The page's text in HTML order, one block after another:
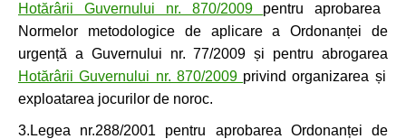
Hotărârii Guvernului nr. 870/2009 pentru aprobarea
Normelor metodologice de aplicare a Ordonanței de
urgență a Guvernului nr. 77/2009 și pentru abrogarea
Hotărârii Guvernului nr. 870/2009 privind organizarea și
exploatarea jocurilor de noroc.
3.Legea nr.288/2001 pentru aprobarea Ordonanței de